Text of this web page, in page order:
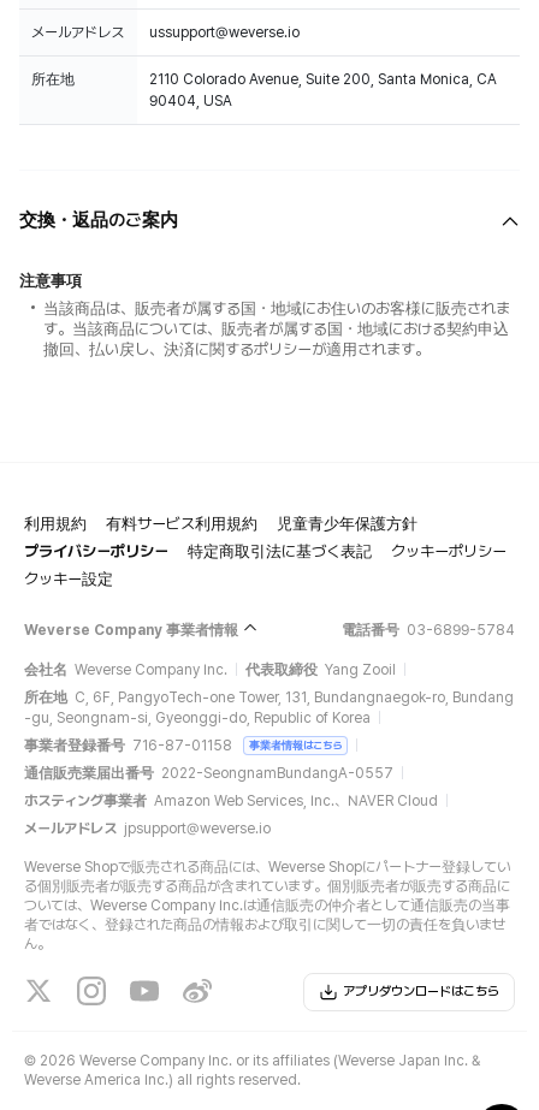
メールアドレス ussupport@weverse.io
所在地
2110 Colorado Avenue, Suite 200, Santa Monica, CA
90404, USA
交換・返品のご案内
注意事項
当該商品は、販売者が属する国・地域にお住いのお客様に販売されま
す。当該商品については、販売者が属する国・地域における契約申込
撤回、払い戻し、決済に関するポリシーが適用されます。
利用規約 有料サービス利用規約
児童青少年保護方針
プライバシーポリシー
特定商取引法に基づく表記
クッキーポリシー
クッキー設定
Weverse Company 事業者情報 電話番号 03-6899-5784
会社名 Weverse Company Inc. 代表取締役 Yang Zooil
所在地 C, 6F, PangyoTech-one Tower, 131, Bundangnaegok-ro, Bundang
-gu, Seongnam-si, Gyeonggi-do, Republic of Korea
事業者登録番号 716-87-01158 事業者情報はこちら
通信販売業届出番号 2022-SeongnamBundangA-0557
ホスティング事業者 Amazon Web Services, Inc.、NAVER Cloud
メールアドレス jpsupport@weverse.io
Weverse Shopで販売される商品には、Weverse Shopにパートナー登録してい
る個別販売者が販売する商品が含まれています。個別販売者が販売する商品に
ついては、Weverse Company Inc.は通信販売の仲介者として通信販売の当事
者ではなく、登録された商品の情報および取引に関して一切の責任を負いませ
ん。
アプリダウンロードはこちら
© 2026 Weverse Company Inc. or its affiliates (Weverse Japan Inc. &
Weverse America Inc.) all rights reserved.